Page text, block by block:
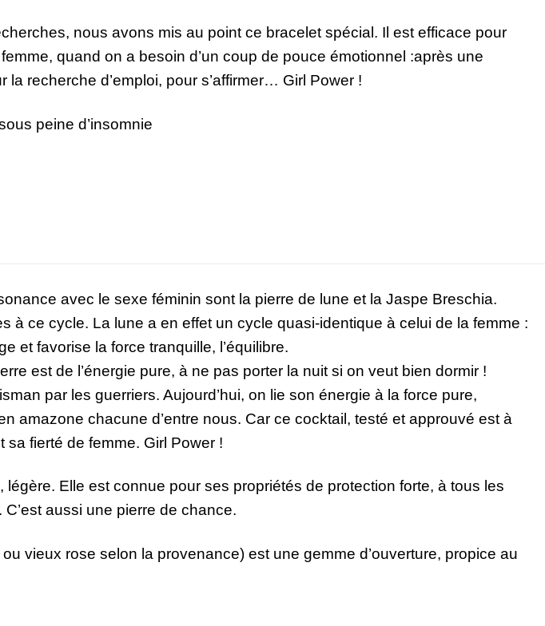
nous avons mis au point ce bracelet spécial. Il est efficace pour
quand on a besoin d’un coup de pouce émotionnel :après une
la recherche d’emploi, pour s’affirmer… Girl Power !
peine d’insomnie
avec le sexe féminin sont la pierre de lune et la Jaspe Breschia.
à ce cycle. La lune a en effet un cycle quasi-identique à celui de la femme :
et favorise la force tranquille, l’équilibre.
est de l’énergie pure, à ne pas porter la nuit si on veut bien dormir !
par les guerriers. Aujourd’hui, on lie son énergie à la force pure,
amazone chacune d’entre nous. Car ce cocktail, testé et approuvé est à
fierté de femme. Girl Power !
Elle est connue pour ses propriétés de protection forte, à tous les
aussi une pierre de chance.
vieux rose selon la provenance) est une gemme d’ouverture, propice au